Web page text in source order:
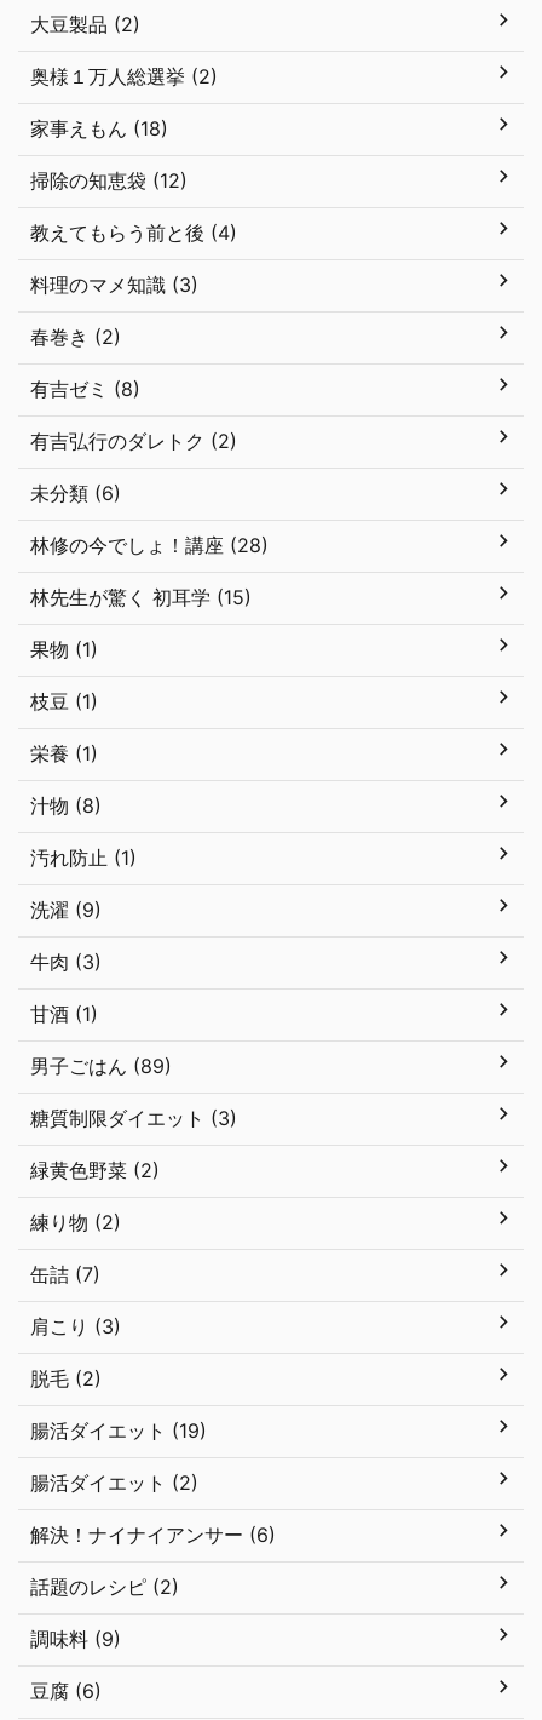
大豆製品 (2)
奥様１万人総選挙 (2)
家事えもん (18)
掃除の知恵袋 (12)
教えてもらう前と後 (4)
料理のマメ知識 (3)
春巻き (2)
有吉ゼミ (8)
有吉弘行のダレトク (2)
未分類 (6)
林修の今でしょ！講座 (28)
林先生が驚く 初耳学 (15)
果物 (1)
枝豆 (1)
栄養 (1)
汁物 (8)
汚れ防止 (1)
洗濯 (9)
牛肉 (3)
甘酒 (1)
男子ごはん (89)
糖質制限ダイエット (3)
緑黄色野菜 (2)
練り物 (2)
缶詰 (7)
肩こり (3)
脱毛 (2)
腸活ダイエット (19)
腸活ダイエット (2)
解決！ナイナイアンサー (6)
話題のレシピ (2)
調味料 (9)
豆腐 (6)